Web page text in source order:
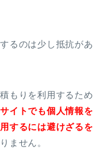
るのは少し抵抗があ
もりを利用するため
イトでも個人情報を
するには避けざるを
ません。